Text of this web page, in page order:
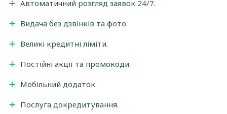
Автоматичний розгляд заявок 24/7.
Видача без дзвінків та фото.
Великі кредитні ліміти.
Постійні акції та промокоди.
Мобільний додаток.
Послуга докредитування.